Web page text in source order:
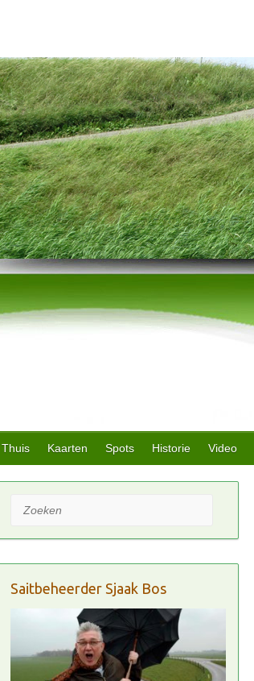
Thuis Kaarten Spots Historie Video
Zoeken
Saitbeheerder Sjaak Bos